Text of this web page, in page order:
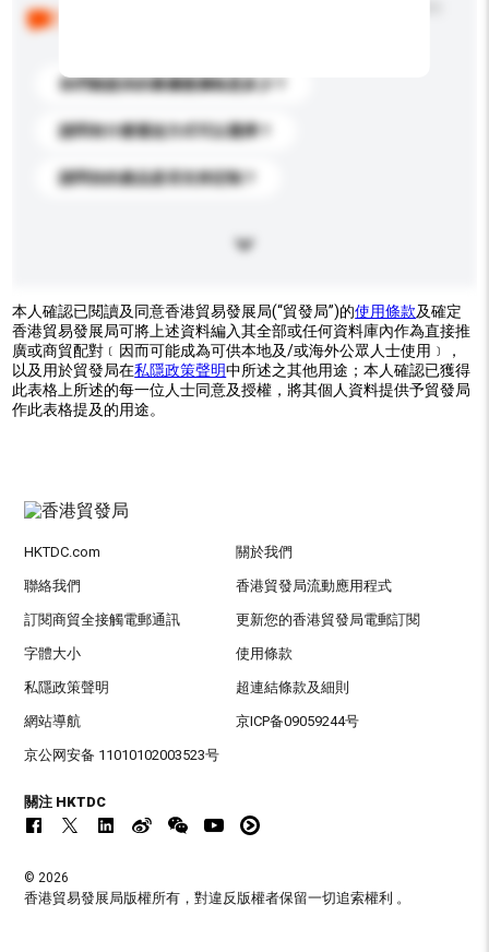
你們能提供的最優惠價格是多少？
請問有什麼運送方式可以選擇？
請問你的產品是否支持定制？
本人確認已閱讀及同意香港貿易發展局(“貿發局”)的使用條款及確定
香港貿易發展局可將上述資料編入其全部或任何資料庫內作為直接推
廣或商貿配對﹝因而可能成為可供本地及/或海外公眾人士使用﹞，
以及用於貿發局在私隱政策聲明中所述之其他用途；本人確認已獲得
此表格上所述的每一位人士同意及授權，將其個人資料提供予貿發局
作此表格提及的用途。
HKTDC.com 關於我們
聯絡我們 香港貿發局流動應用程式
訂閱商貿全接觸電郵通訊 更新您的香港貿發局電郵訂閱
字體大小 使用條款
私隱政策聲明 超連結條款及細則
網站導航 京ICP备09059244号
京公网安备 11010102003523号
關注 HKTDC
© 2026
香港貿易發展局版權所有，對違反版權者保留一切追索權利 。